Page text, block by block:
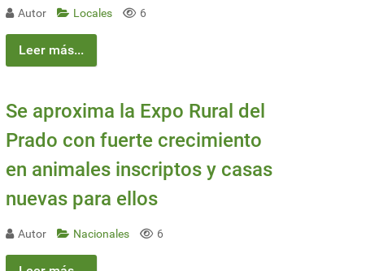
Autor Locales 6
Leer más...
Se aproxima la Expo Rural del
Prado con fuerte crecimiento
en animales inscriptos y casas
nuevas para ellos
Autor Nacionales 6